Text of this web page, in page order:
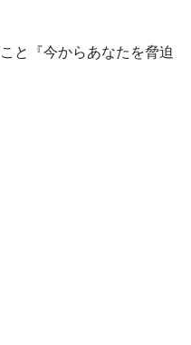
と『今からあなたを脅迫